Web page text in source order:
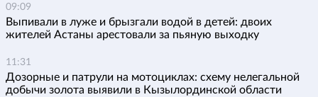
09:09
Выпивали в луже и брызгали водой в детей: двоих
жителей Астаны арестовали за пьяную выходку
11:31
Дозорные и патрули на мотоциклах: схему нелегальной
добычи золота выявили в Кызылординской области